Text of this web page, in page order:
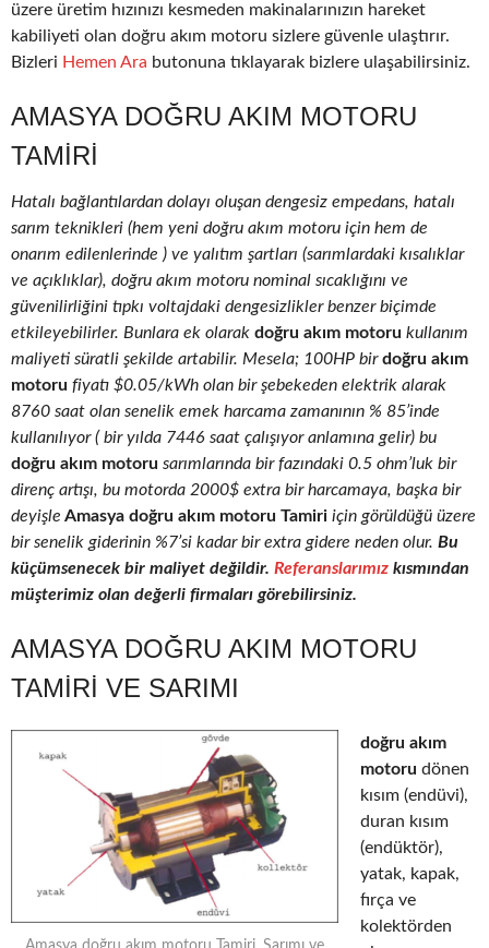
üzere üretim hızınızı kesmeden makinalarınızın hareket
kabiliyeti olan doğru akım motoru sizlere güvenle ulaştırır.
Bizleri Hemen Ara butonuna tıklayarak bizlere ulaşabilirsiniz.
AMASYA DOĞRU AKIM MOTORU
TAMIRI
Hatalı bağlantılardan dolayı oluşan dengesiz empedans, hatalı
sarım teknikleri (hem yeni doğru akım motoru için hem de
onarım edilenlerinde ) ve yalıtım şartları (sarımlardaki kısalıklar
ve açıklıklar), doğru akım motoru nominal sıcaklığını ve
güvenilirliğini tıpkı voltajdaki dengesizlikler benzer biçimde
etkileyebilirler. Bunlara ek olarak doğru akım motoru kullanım
maliyeti süratli şekilde artabilir. Mesela; 100HP birdoğru akım
motoru fiyatı $0.05/kWh olan bir şebekeden elektrik alarak
8760 saat olan senelik emek harcama zamanının % 85’inde
kullanılıyor ( bir yılda 7446 saat çalışıyor anlamına gelir) bu
doğru akım motoru sarımlarında bir fazındaki 0.5 ohm’luk bir
direnç artışı, bu motorda 2000$ extra bir harcamaya, başka bir
deyişle Amasya doğru akım motoru Tamiri için görüldüğü üzere
bir senelik giderinin %7’si kadar bir extra gidere neden olur. Bu
küçümsenecek bir maliyet değildir. Referanslarımız kısmından
müşterimiz olan değerli firmaları görebilirsiniz.
AMASYA DOĞRU AKIM MOTORU
TAMIRI VE SARIMI
doğru akım
motoru dönen
kısım (endüvi),
duran kısım
(endüktör),
yatak, kapak,
fırça ve
kolektörden